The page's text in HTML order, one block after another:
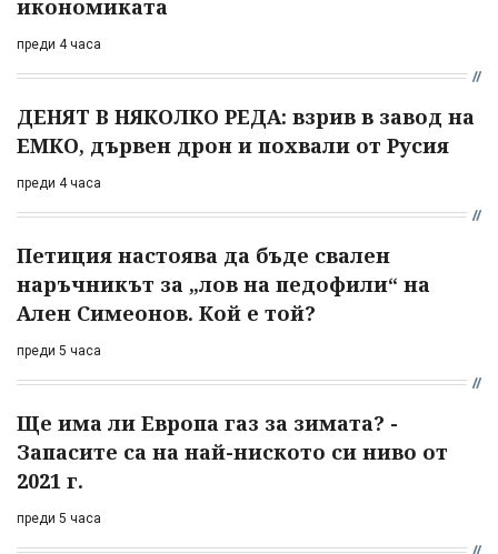
икономиката
преди 4 часа
ДЕНЯТ В НЯКОЛКО РЕДА: взрив в завод на
ЕМКО, дървен дрон и похвали от Русия
преди 4 часа
Петиция настоява да бъде свален
наръчникът за „лов на педофили“ на
Ален Симеонов. Кой е той?
преди 5 часа
Ще има ли Европа газ за зимата? -
Запасите са на най-ниското си ниво от
2021 г.
преди 5 часа